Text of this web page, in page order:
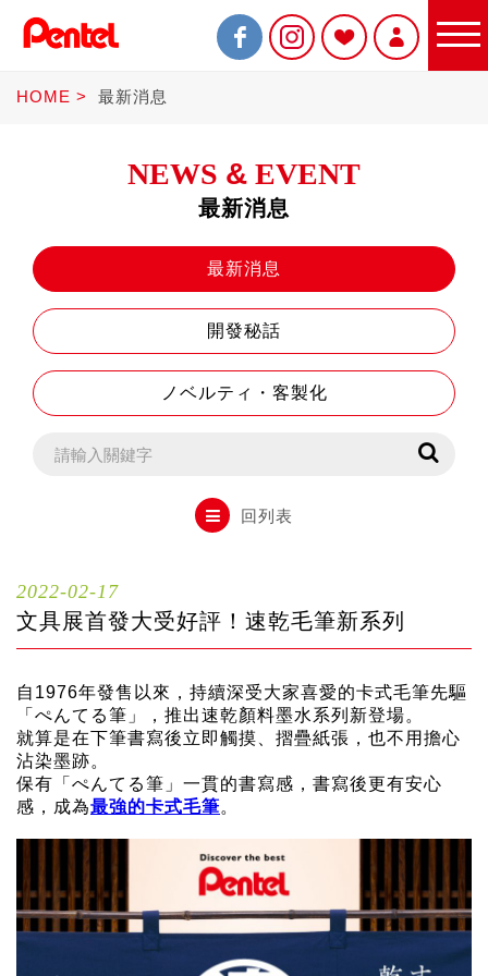
限定商品
書寫筆
Sterling
木頭鉛筆
水性筆
修正系列
畫材
HOME 最新消息
NEWS & EVENT
最新消息
最新消息
開發秘話
ノベルティ・客製化
回列表
2022-02-17
文具展首發大受好評！速乾毛筆新系列
自1976年發售以來，持續深受大家喜愛的卡式毛筆先驅
「ぺんてる筆」，推出速乾顏料墨水系列新登場。
就算是在下筆書寫後立即觸摸、摺疊紙張，也不用擔心
沾染墨跡。
保有「ぺんてる筆」一貫的書寫感，書寫後更有安心
感，成為最強的卡式毛筆。